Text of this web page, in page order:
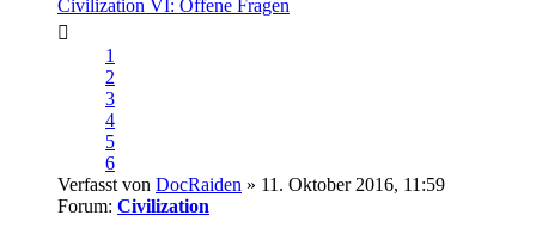
Civilization VI: Offene Fragen
1
2
3
4
5
6
Verfasst von DocRaiden » 11. Oktober 2016, 11:59
Forum: Civilization